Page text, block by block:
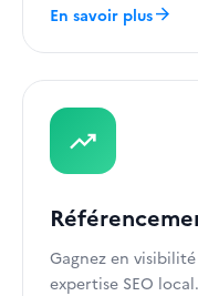
En savoir plusarrow_forward
trending_up
Gagnez en
expertise SEO